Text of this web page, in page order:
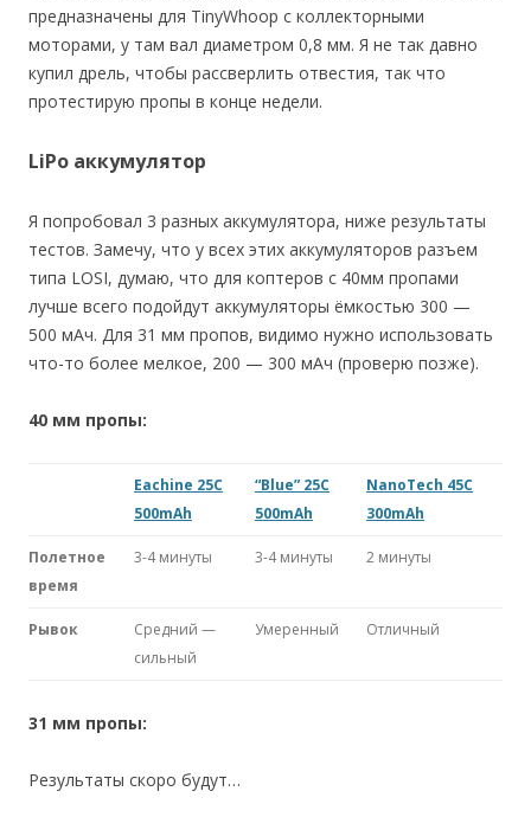
предназначены для TinyWhoop с коллекторными
моторами, у там вал диаметром 0,8 мм. Я не так давно
купил дрель, чтобы рассверлить отвестия, так что
протестирую пропы в конце недели.
LiPo аккумулятор
Я попробовал 3 разных аккумулятора, ниже результаты
тестов. Замечу, что у всех этих аккумуляторов разъем
типа LOSI, думаю, что для коптеров с 40мм пропами
лучше всего подойдут аккумуляторы ёмкостью 300 —
500 мАч. Для 31 мм пропов, видимо нужно использовать
что-то более мелкое, 200 — 300 мАч (проверю позже).
40 мм пропы:
Eachine 25C
500mAh
“Blue” 25C
500mAh
NanoTech 45C
300mAh
Полетное
время
3-4 минуты 3-4 минуты 2 минуты
Рывок
Средний —
сильный
Умеренный Отличный
31 мм пропы:
Результаты скоро будут…